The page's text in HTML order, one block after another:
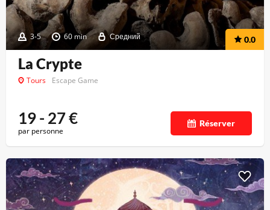
3-5 60 min Средний 0.0
La Crypte
Tours Escape Game
19 - 27€
par personne
Réserver